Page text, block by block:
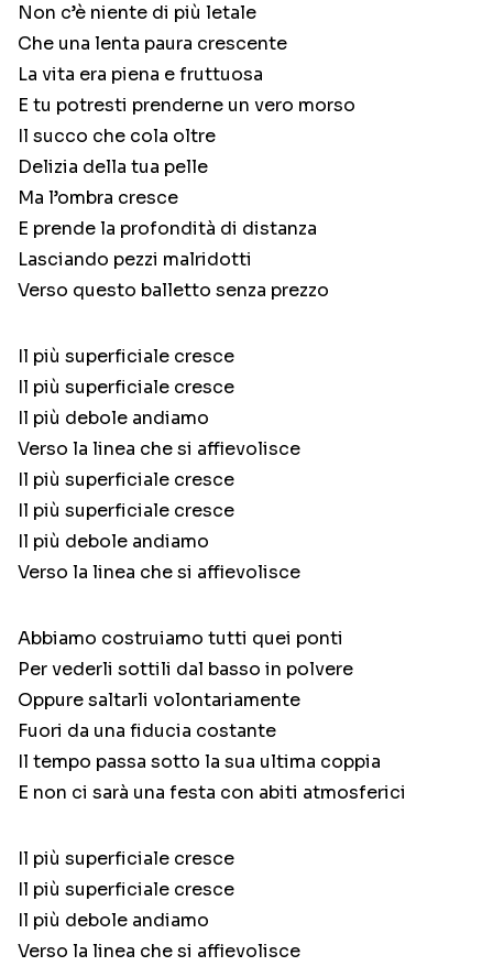
Non c’è niente di più letale
Che una lenta paura crescente
La vita era piena e fruttuosa
E tu potresti prenderne un vero morso
Il succo che cola oltre
Delizia della tua pelle
Ma l’ombra cresce
E prende la profondità di distanza
Lasciando pezzi malridotti
Verso questo balletto senza prezzo
Il più superficiale cresce
Il più superficiale cresce
Il più debole andiamo
Verso la linea che si affievolisce
Il più superficiale cresce
Il più superficiale cresce
Il più debole andiamo
Verso la linea che si affievolisce
Abbiamo costruiamo tutti quei ponti
Per vederli sottili dal basso in polvere
Oppure saltarli volontariamente
Fuori da una fiducia costante
Il tempo passa sotto la sua ultima coppia
E non ci sarà una festa con abiti atmosferici
Il più superficiale cresce
Il più superficiale cresce
Il più debole andiamo
Verso la linea che si affievolisce